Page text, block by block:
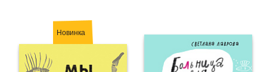
Новинка